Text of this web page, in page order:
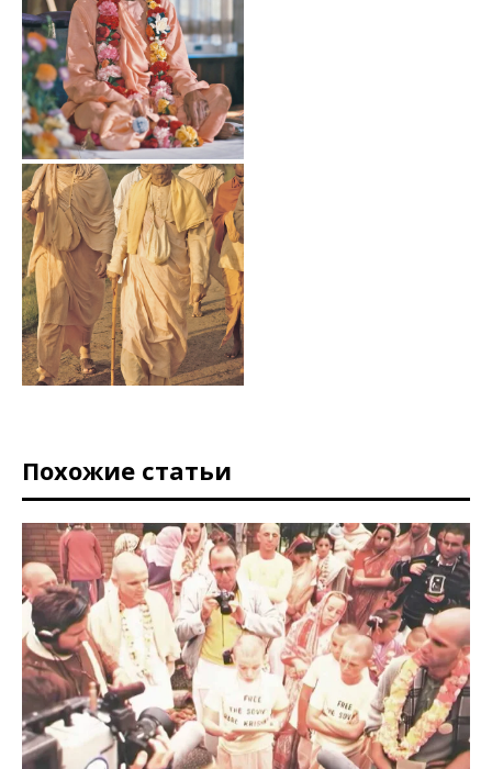
Похожие статьи